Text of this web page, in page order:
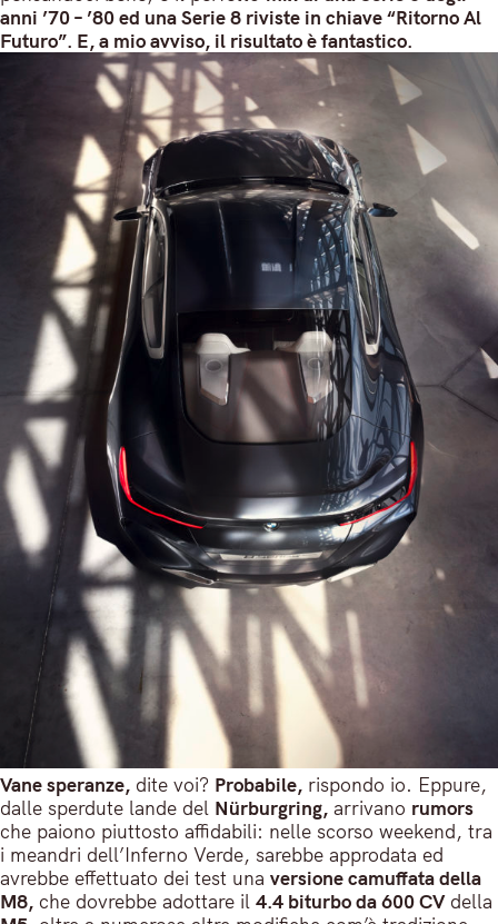
anni ’70 – ’80 ed una Serie 8 riviste in chiave “Ritorno Al
Futuro”. E, a mio avviso, il risultato è fantastico.
Vane speranze, dite voi? Probabile, rispondo io. Eppure,
dalle sperdute lande del Nürburgring, arrivano rumors
che paiono piuttosto affidabili: nelle scorso weekend, tra
i meandri dell’Inferno Verde, sarebbe approdata ed
avrebbe effettuato dei test una versione camuffata della
M8, che dovrebbe adottare il 4.4 biturbo da 600 CVdella